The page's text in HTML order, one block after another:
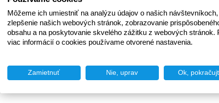
Môžeme ich umiestniť na analýzu údajov o našich
zlepšenie našich webových stránok, zobrazovanie
obsahu a na poskytovanie skvelého zážitku z webových stránok.
viac informácií o cookies používame otvorené nastavenia.
Zamietnuť Nie, uprav Ok,